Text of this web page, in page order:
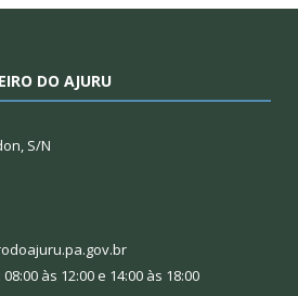
DO AJURU
S/N
às 12:00 e 14:00 às 18:00